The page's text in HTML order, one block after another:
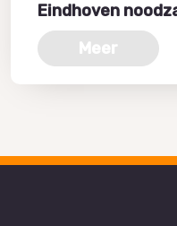
Eindhoven
Meer